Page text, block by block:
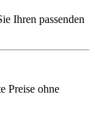
Ihren passenden
Preise ohne